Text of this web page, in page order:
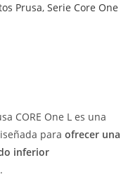
Prusa,Serie Core One
CORE One L es una
paraofrecer una
inferior